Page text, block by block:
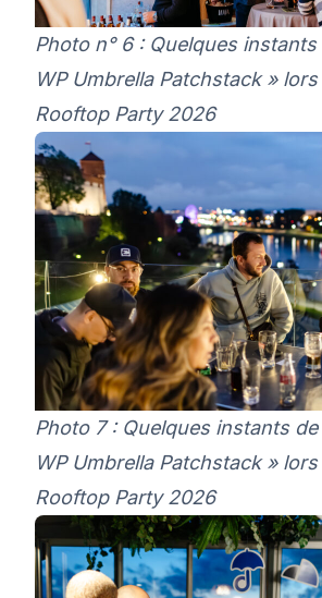
Photo n° 6 : Quelques
WP Umbrella Patchstack » lors
Rooftop Party 2026
Photo 7 : Quelques instants
WP Umbrella Patchstack » lors
Rooftop Party 2026